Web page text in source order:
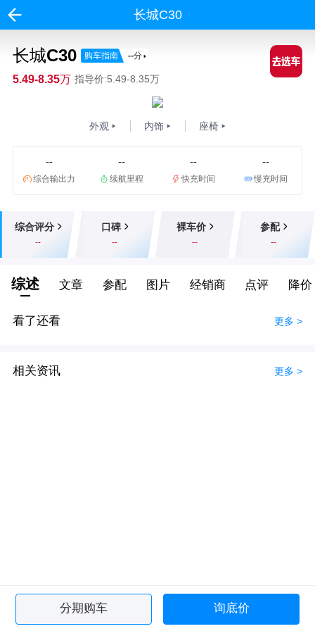
长城C30
长城C30 购车指南 --分
5.49-8.35万 指导价:5.49-8.35万
外观 内饰 座椅
--
综合输出力
--
续航里程
--
快充时间
--
慢充时间
综合评分
--
口碑
--
裸车价
--
参配
--
综述 文章 参配 图片 经销商 点评 降价
看了还看 更多 >
相关资讯 更多 >
分期购车 询底价